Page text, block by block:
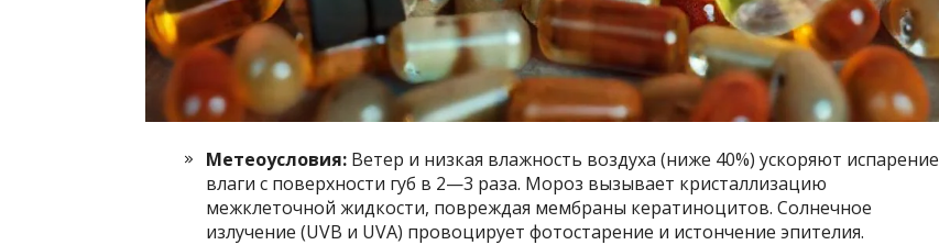
Метеоусловия: Ветер и низкая влажность воздуха (ниже 40%) ускоряют испарение
влаги с поверхности губ в 2—3 раза. Мороз вызывает кристаллизацию
межклеточной жидкости, повреждая мембраны кератиноцитов. Солнечное
излучение (UVB и UVA) провоцирует фотостарение и истончение эпителия.